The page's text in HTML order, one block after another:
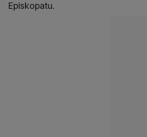
Episkopatu.